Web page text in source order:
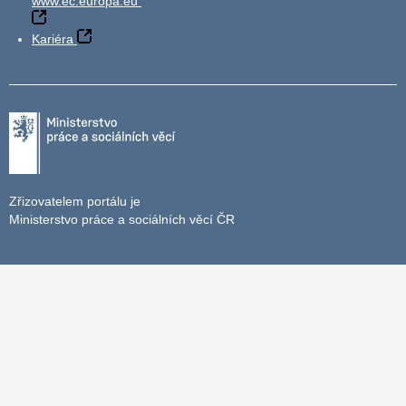
Kariéra
Zřizovatelem portálu je
Ministerstvo práce a sociálních věcí ČR